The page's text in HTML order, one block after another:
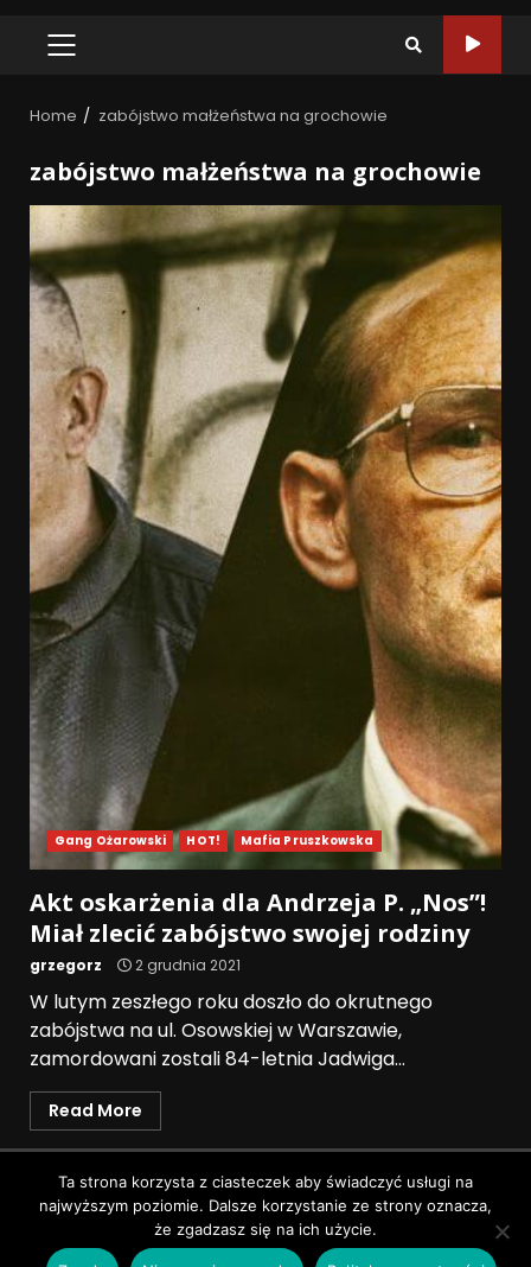
Home zabójstwo małżeństwa na grochowie
zabójstwo małżeństwa na grochowie
Gang Ożarowski HOT! Mafia Pruszkowska
Akt oskarżenia dla Andrzeja P. „Nos”!
Miał zlecić zabójstwo swojej rodziny
grzegorz 2 grudnia 2021
W lutym zeszłego roku doszło do okrutnego
zabójstwa na ul. Osowskiej w Warszawie,
zamordowani zostali 84-letnia Jadwiga...
Read More
Polityka prywatności
Wszystkie prawa zastrzeżone © Pruszków News
DarkNewsby AF themes.
Ta strona korzysta z ciasteczek aby świadczyć usługi na
najwyższym poziomie. Dalsze korzystanie ze strony oznacza,
że zgadzasz się na ich użycie.